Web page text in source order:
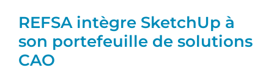
REFSA intègre SketchUp à
son portefeuille de solutions
CAO